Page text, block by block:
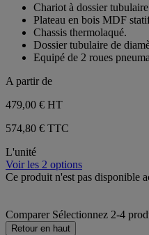
étoiles.
avis
Chariot à dossier
Plateau en bois MDF
Chassis thermolaqué.
Dossier tubulaire de
Equipé de 2 roues
A partir de
479,00 € HT
574,80 € TTC
L'unité
Voir les 2 options
Ce produit n'est pas disponible
Comparer Sélectionnez 2-4
Retour en haut